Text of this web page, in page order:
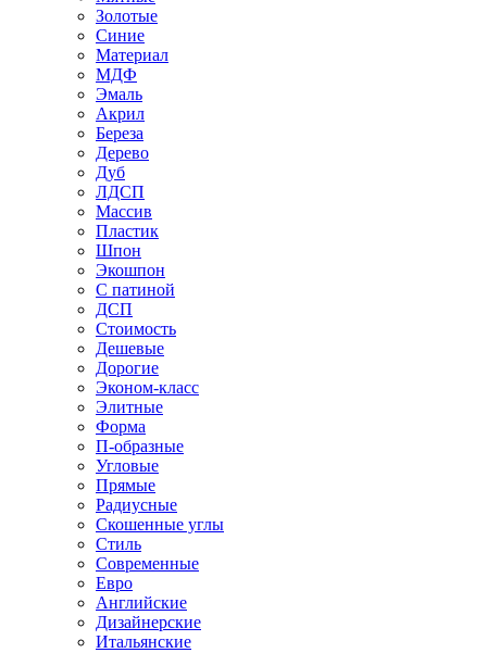
Золотые
Синие
Материал
МДФ
Эмаль
Акрил
Береза
Дерево
Дуб
ЛДСП
Массив
Пластик
Шпон
Экошпон
С патиной
ДСП
Стоимость
Дешевые
Дорогие
Эконом-класс
Элитные
Форма
П-образные
Угловые
Прямые
Радиусные
Скошенные углы
Стиль
Современные
Евро
Английские
Дизайнерские
Итальянские